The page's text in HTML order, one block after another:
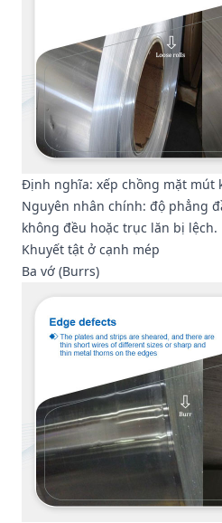
Định nghĩa: xếp chồng mặt mút
Nguyên nhân chính: độ phẳng
không đều hoặc trục lăn bị lệch.
Khuyết tật ở cạnh mép
Ba vớ (Burrs)